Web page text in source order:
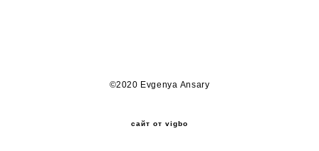
©2020 Evgenya Ansary
сайт от vigbo